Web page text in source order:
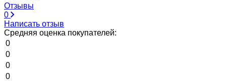
Отзывы
0
Написать отзыв
Средняя оценка покупателей:
0
0
0
0